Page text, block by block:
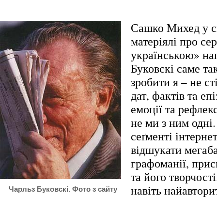
Чарльз Буковскі. Фото з сайту
Сашко Михед у
матеріялі про
українською»
Буковскі саме
зробити я – не
дат, фактів та
емоції та
не ми з ним
сеґменті
відшукати
графоманії,
та його
навіть